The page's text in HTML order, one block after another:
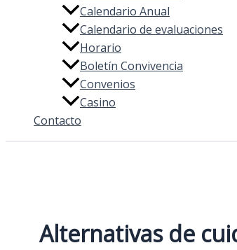
Calendario Anual
Calendario de evaluaciones
Horario
Boletín Convivencia
Convenios
Casino
Contacto
Alternativas de